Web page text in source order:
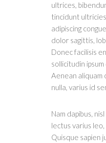
ultrices,
tincidunt
adipiscing
dolor sagittis,
Donec facilisis
sollicitudin
Aenean aliquam
nulla, varius id
Nam dapibus,
lectus varius
Quisque sapien